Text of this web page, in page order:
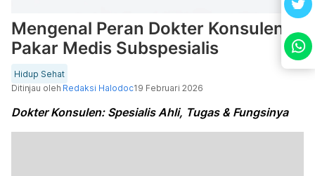
Mengenal Peran Dokter Konsulen
Pakar Medis Subspesialis
Hidup Sehat
Ditinjau oleh Redaksi Halodoc19 Februari 2026
Dokter Konsulen: Spesialis Ahli, Tugas & Fungsinya